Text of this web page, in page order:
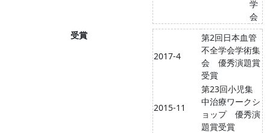
学
会
受賞
2017-4
第2回日本血管
不全学会学術集
会 優秀演題賞
受賞
2015-11
第23回小児集
中治療ワークシ
ョップ 優秀演
題賞受賞